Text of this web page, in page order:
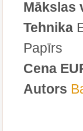
Mākslas
Tehnika
Papīrs
Cena
Autors